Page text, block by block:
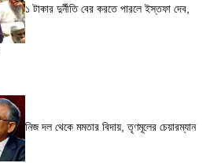
১ টাকার দুর্নীতি বের করতে পারলে ইস্তফা দেব,
নিজ দল থেকে মমতার বিদায়, তৃণমূলের চেয়ারম্যান